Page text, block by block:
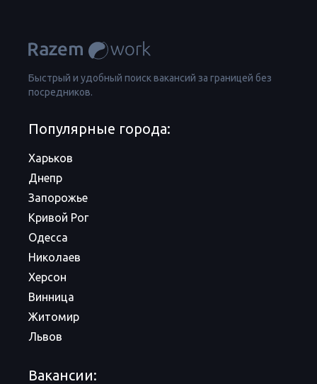
Быстрый и удобный поиск вакансий за границей без
посредников.
Популярные города:
Харьков
Днепр
Запорожье
Кривой Рог
Одесса
Николаев
Херсон
Винница
Житомир
Львов
Вакансии: